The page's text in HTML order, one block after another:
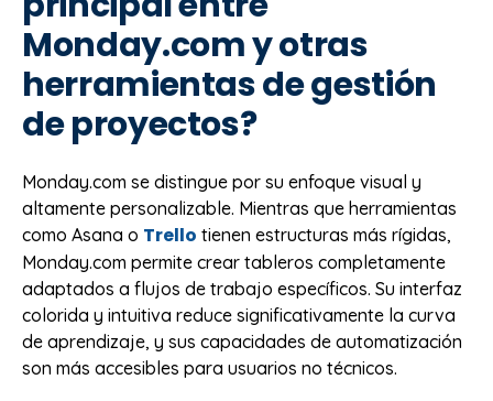
Monday.com y otras
herramientas de gestión
de proyectos?
Monday.com se distingue por su enfoque visual y
altamente personalizable. Mientras que herramientas
como Asana o Trello tienen estructuras más rígidas,
Monday.com permite crear tableros completamente
adaptados a flujos de trabajo específicos. Su interfaz
colorida y intuitiva reduce significativamente la curva
de aprendizaje, y sus capacidades de automatización
son más accesibles para usuarios no técnicos.